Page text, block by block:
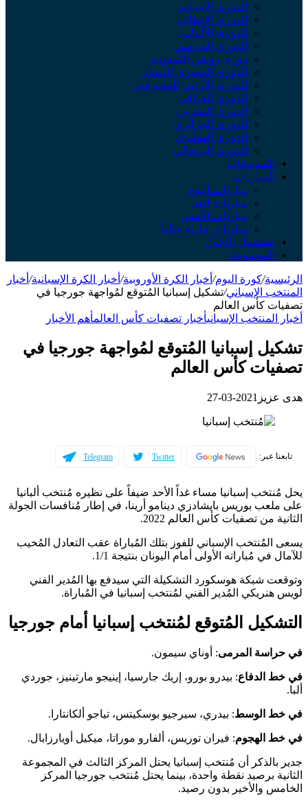
الدوري الإسباني
الدوري الإيطالي
الدوري الألماني
الدوري الفرنسي
دوري روشن السعودي
الدوري المصري الممتاز
الدوري الأردني للمحترفين
الدوري العراقي
الدوري المغربي
الدوري الجزائري
الدوري الهولندي
الدوري البرتغالي
الفيديوهات
المباريات
مباريات اليوم
مباريات الغد
مباريات الأمس
مباريات جارية حالياً
مسلسل بالجول
الموسوعة
الرئيسية/كورة اليوم/ أخبار الكرة الأوروبية/ أخبار الكرة الإسبانية/ أخبار
المنتخب الإسباني/تشكيل إسبانيا المُتوقع لمُواجهة جورجيا في
تصفيات كأس العالم
أخبار المنتخب الإسبانيأخبار تصفيات كأس العالمأهم الأخبار
تشكيل إسبانيا المُتوقع لمُواجهة جورجيا في
تصفيات كأس العالم
هدى عزيز 2021-03-27
تابعنا عبر: Twitter
Telegram
يحل مُنتخب إسبانيا مساء غداً الأحد ضيفاً على نظيره مُنتخب ألبانيا
على ملعب بوريس بايشادزي دينامو أرينا، في إطار مُنافسات الجولة
الثانية من تصفيات كأس العالم 2022.
يسعى المُنتخب الإسباني للفوز بتلك المُباراة عقب التعادل المُخيب
للآمال في مُباراته الأولى أمام اليونان بنتيجة 1/1.
وتوقعت شبكة هوسكورد التشكيلة التي سيدفع بها المُدير الفني
لويس هنريكي المُدير الفني لمُنتخب إسبانيا في المُباراة.
التشكيل المُتوقع لمُنتخب إسبانيا أمام جورجيا
في حراسة المرمى: أوناي سيمون.
في خط الدفاع: بيدرو بورو، إريك جارسيا، إينيجو مارتينيز، جوردي
ألبا.
في خط الوسط: بيدري، سيرجيو بوسكيتس، تياجو ألكانتارا.
في خط الهجوم: فيران توريس، ألفارو موراتا، ميكيل أويارزابال.
جدير بالذكر أن مُنتخب إسبانيا يحتل المركز الثالث في المجموعة
الثانية برصيد نقطة واحدة، بينما يحتل مُنتخب جورجيا المركز
الخامس والأخير بدون رصيد.